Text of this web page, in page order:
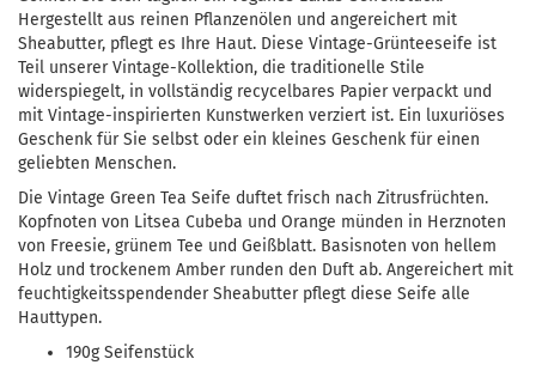
Hergestellt aus reinen Pflanzenölen und angereichert mit
Sheabutter, pflegt es Ihre Haut. Diese Vintage-Grünteeseife ist
Teil unserer Vintage-Kollektion, die traditionelle Stile
widerspiegelt, in vollständig recycelbares Papier verpackt und
mit Vintage-inspirierten Kunstwerken verziert ist. Ein luxuriöses
Geschenk für Sie selbst oder ein kleines Geschenk für einen
geliebten Menschen.
Die Vintage Green Tea Seife duftet frisch nach Zitrusfrüchten.
Kopfnoten von Litsea Cubeba und Orange münden in Herznoten
von Freesie, grünem Tee und Geißblatt. Basisnoten von hellem
Holz und trockenem Amber runden den Duft ab. Angereichert mit
feuchtigkeitsspendender Sheabutter pflegt diese Seife alle
Hauttypen.
190g Seifenstück